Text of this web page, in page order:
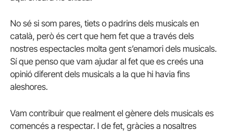
No sé si som pares, tiets o padrins dels musicals en
català, però és cert que hem fet que a través dels
nostres espectacles molta gent s’enamori dels musicals.
Sí que penso que vam ajudar al fet que es creés una
opinió diferent dels musicals a la que hi havia fins
aleshores.
Vam contribuir que realment el gènere dels musicals es
comencés a respectar. I de fet, gràcies a nosaltres